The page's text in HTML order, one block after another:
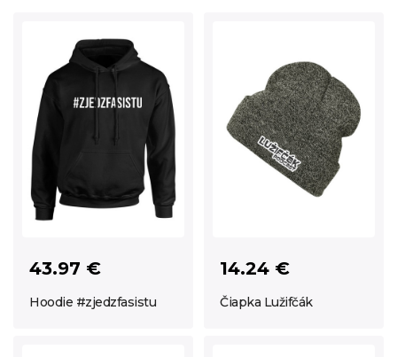
43.97 €
Hoodie #zjedzfasistu
14.24 €
Čiapka Lužifčák